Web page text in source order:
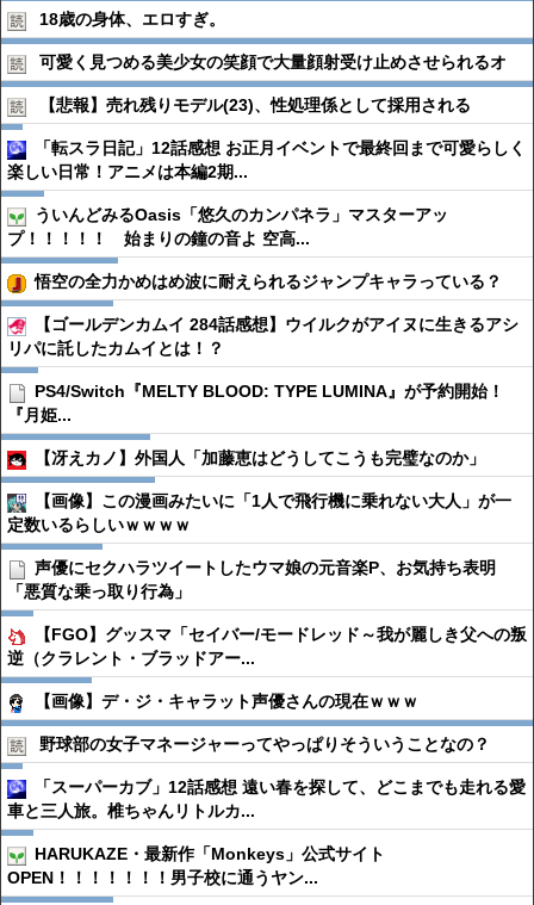
18歳の身体、エロすぎ。
可愛く見つめる美少女の笑顔で大量顔射受け止めさせられるオ
【悲報】売れ残りモデル(23)、性処理係として採用される
「転スラ日記」12話感想 お正月イベントで最終回まで可愛らしく
楽しい日常！アニメは本編2期...
ういんどみるOasis「悠久のカンパネラ」マスターアッ
プ！！！！！ 始まりの鐘の音よ 空高...
悟空の全力かめはめ波に耐えられるジャンプキャラっている？
【ゴールデンカムイ 284話感想】ウイルクがアイヌに生きるアシ
リパに託したカムイとは！？
PS4/Switch『MELTY BLOOD: TYPE LUMINA』が予約開始！
『月姫...
【冴えカノ】外国人「加藤恵はどうしてこうも完璧なのか」
【画像】この漫画みたいに「1人で飛行機に乗れない大人」が一
定数いるらしいｗｗｗｗ
声優にセクハラツイートしたウマ娘の元音楽P、お気持ち表明
「悪質な乗っ取り行為」
【FGO】グッスマ「セイバー/モードレッド～我が麗しき父への叛
逆（クラレント・ブラッドアー...
【画像】デ・ジ・キャラット声優さんの現在ｗｗｗ
野球部の女子マネージャーってやっぱりそういうことなの？
「スーパーカブ」12話感想 遠い春を探して、どこまでも走れる愛
車と三人旅。椎ちゃんリトルカ...
HARUKAZE・最新作「Monkeys」公式サイト
OPEN！！！！！！！男子校に通うヤン...